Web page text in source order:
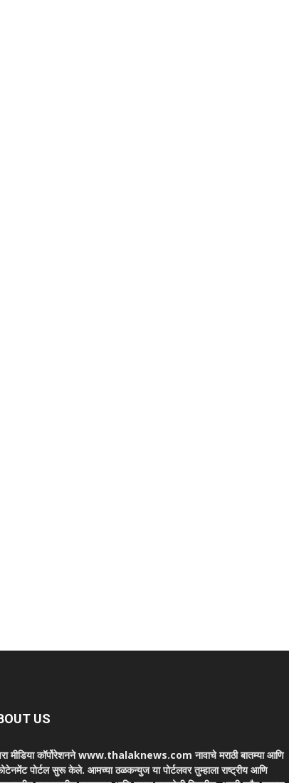
US
मीडिया कॉर्पोरेशनने www.thalaknews.com नावाचे मराठी बातम्या आणि
पोर्टल सुरू केले. आमच्या ठळकन्युज या पोर्टलवर तुम्हाला राष्ट्रीय आणि